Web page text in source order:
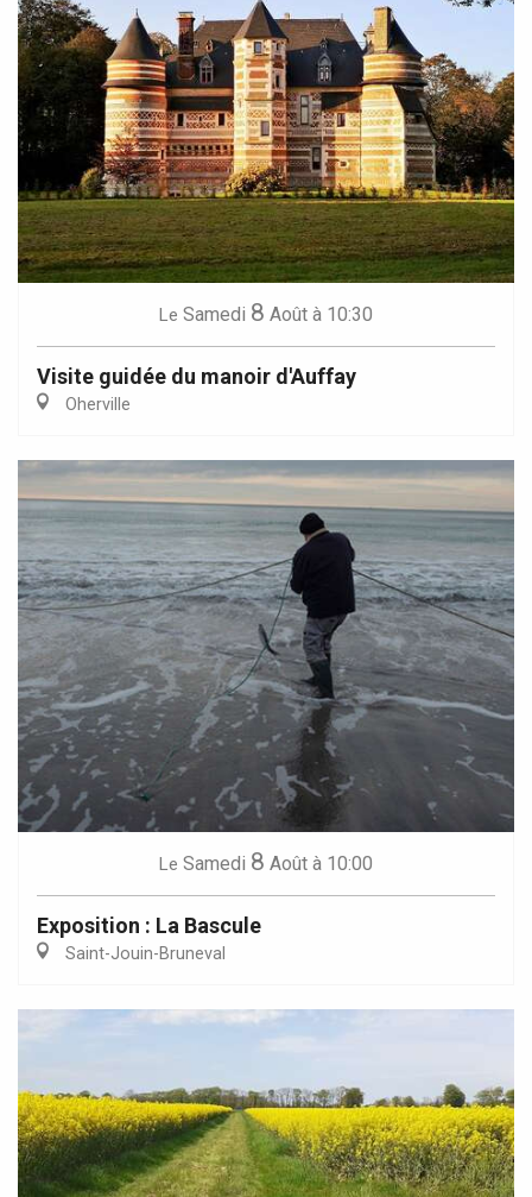
Le Samedi 8 Août à 10:30
Visite guidée du manoir d'Auffay
Oherville
Le Samedi 8 Août à 10:00
Exposition : La Bascule
Saint-Jouin-Bruneval